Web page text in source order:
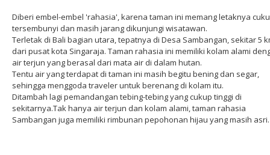
Diberi embel-embel 'rahasia', karena taman ini memang letaknya
tersembunyi dan masih jarang dikunjungi wisatawan.
Terletak di Bali bagian utara, tepatnya di Desa Sambangan, sekitar 5
dari pusat kota Singaraja. Taman rahasia ini memiliki kolam alami
air terjun yang berasal dari mata air di dalam hutan.
Tentu air yang terdapat di taman ini masih begitu bening dan segar,
sehingga menggoda traveler untuk berenang di kolam itu.
Ditambah lagi pemandangan tebing-tebing yang cukup tinggi di
sekitarnya.Tak hanya air terjun dan kolam alami, taman rahasia
Sambangan juga memiliki rimbunan pepohonan hijau yang masih asri.